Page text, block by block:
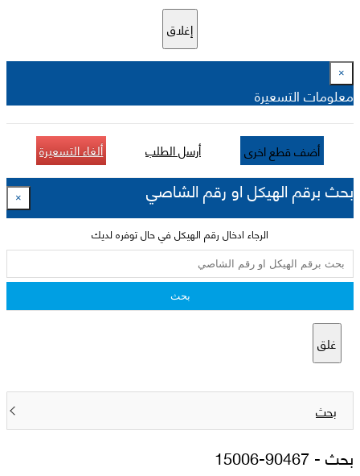
إغلاق
×
معلومات التسعيرة
أضف قطع اخرى أرسل الطلب ألغاء التسعيرة
بحث برقم الهيكل او رقم الشاصي ×
الرجاء ادخال رقم الهيكل في حال توفره لديك
بحث
غلق
بحث
بحث -90467-15006